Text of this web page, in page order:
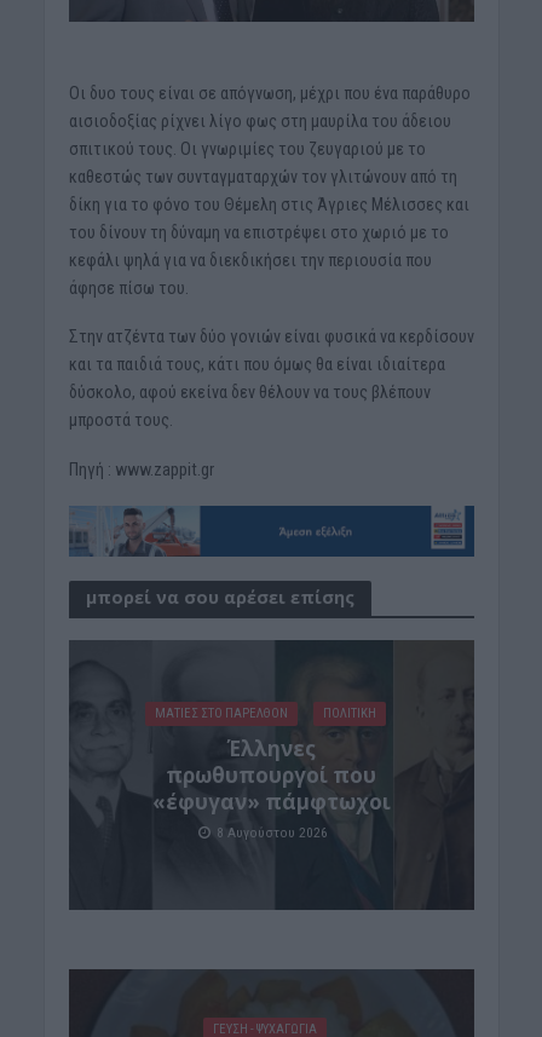
Οι δυο τους είναι σε απόγνωση, μέχρι που ένα παράθυρο
αισιοδοξίας ρίχνει λίγο φως στη μαυρίλα του άδειου
σπιτικού τους. Οι γνωριμίες του ζευγαριού με το
καθεστώς των συνταγματαρχών τον γλιτώνουν από τη
δίκη για το φόνο του Θέμελη στις Άγριες Μέλισσες και
του δίνουν τη δύναμη να επιστρέψει στο χωριό με το
κεφάλι ψηλά για να διεκδικήσει την περιουσία που
άφησε πίσω του.
Στην ατζέντα των δύο γονιών είναι φυσικά να κερδίσουν
και τα παιδιά τους, κάτι που όμως θα είναι ιδιαίτερα
δύσκολο, αφού εκείνα δεν θέλουν να τους βλέπουν
μπροστά τους.
Πηγή : www.zappit.gr
μπορεί να σου αρέσει επίσης
ΜΑΤΙΕΣ ΣΤΟ ΠΑΡΕΛΘΟΝ ΠΟΛΙΤΙΚΗ
Έλληνες
πρωθυπουργοί που
«έφυγαν» πάμφτωχοι
8 Αυγούστου 2026
ΓΕΎΣΗ - ΨΥΧΑΓΩΓΊΑ